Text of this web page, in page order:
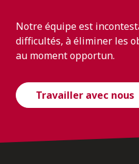
Notre équipe est
difficultés, à éliminer les
au moment opportun.
Travailler avec nous